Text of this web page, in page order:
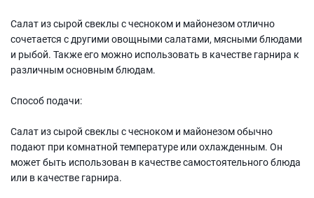
Салат из сырой свеклы с чесноком и майонезом отлично
сочетается с другими овощными салатами, мясными блюдами
и рыбой. Также его можно использовать в качестве гарнира к
различным основным блюдам.
Способ подачи:
Салат из сырой свеклы с чесноком и майонезом обычно
подают при комнатной температуре или охлажденным. Он
может быть использован в качестве самостоятельного блюда
или в качестве гарнира.